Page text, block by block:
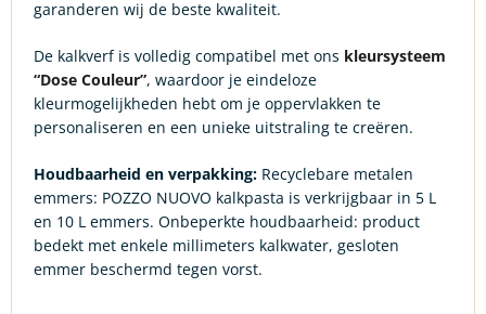
garanderen wij de beste kwaliteit.
De kalkverf is volledig compatibel met ons kleursysteem
“Dose Couleur”, waardoor je eindeloze
kleurmogelijkheden hebt om je oppervlakken te
personaliseren en een unieke uitstraling te creëren.
Houdbaarheid en verpakking: Recyclebare metalen
emmers: POZZO NUOVO kalkpasta is verkrijgbaar in 5 L
en 10 L emmers. Onbeperkte houdbaarheid: product
bedekt met enkele millimeters kalkwater, gesloten
emmer beschermd tegen vorst.